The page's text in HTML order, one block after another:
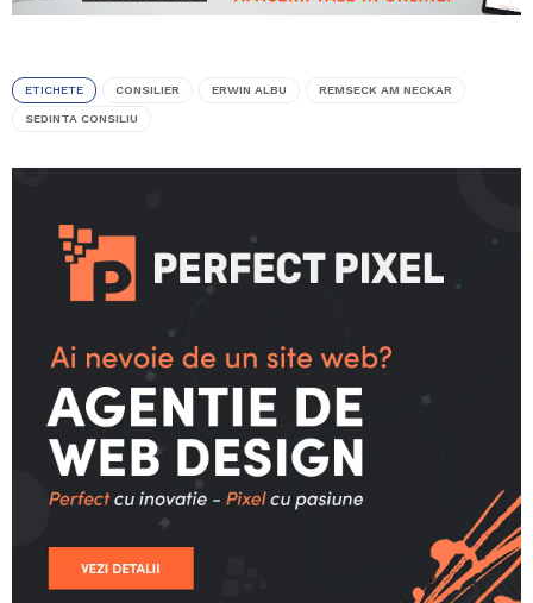
ETICHETE CONSILIER ERWIN ALBU REMSECK AM NECKAR
SEDINTA CONSILIU